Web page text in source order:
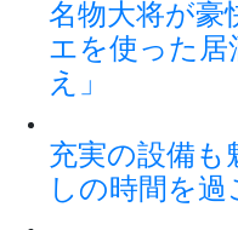
名物大将が豪
エを使った居
え」
充実の設備
しの時間を